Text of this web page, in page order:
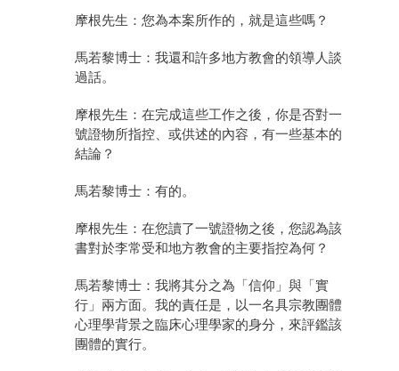
摩根先生：您為本案所作的，就是這些嗎？
馬若黎博士：我還和許多地方教會的領導人談
過話。
摩根先生：在完成這些工作之後，你是否對一
號證物所指控、或供述的內容，有一些基本的
結論？
馬若黎博士：有的。
摩根先生：在您讀了一號證物之後，您認為該
書對於李常受和地方教會的主要指控為何？
馬若黎博士：我將其分之為「信仰」與「實
行」兩方面。我的責任是，以一名具宗教團體
心理學背景之臨床心理學家的身分，來評鑑該
團體的實行。